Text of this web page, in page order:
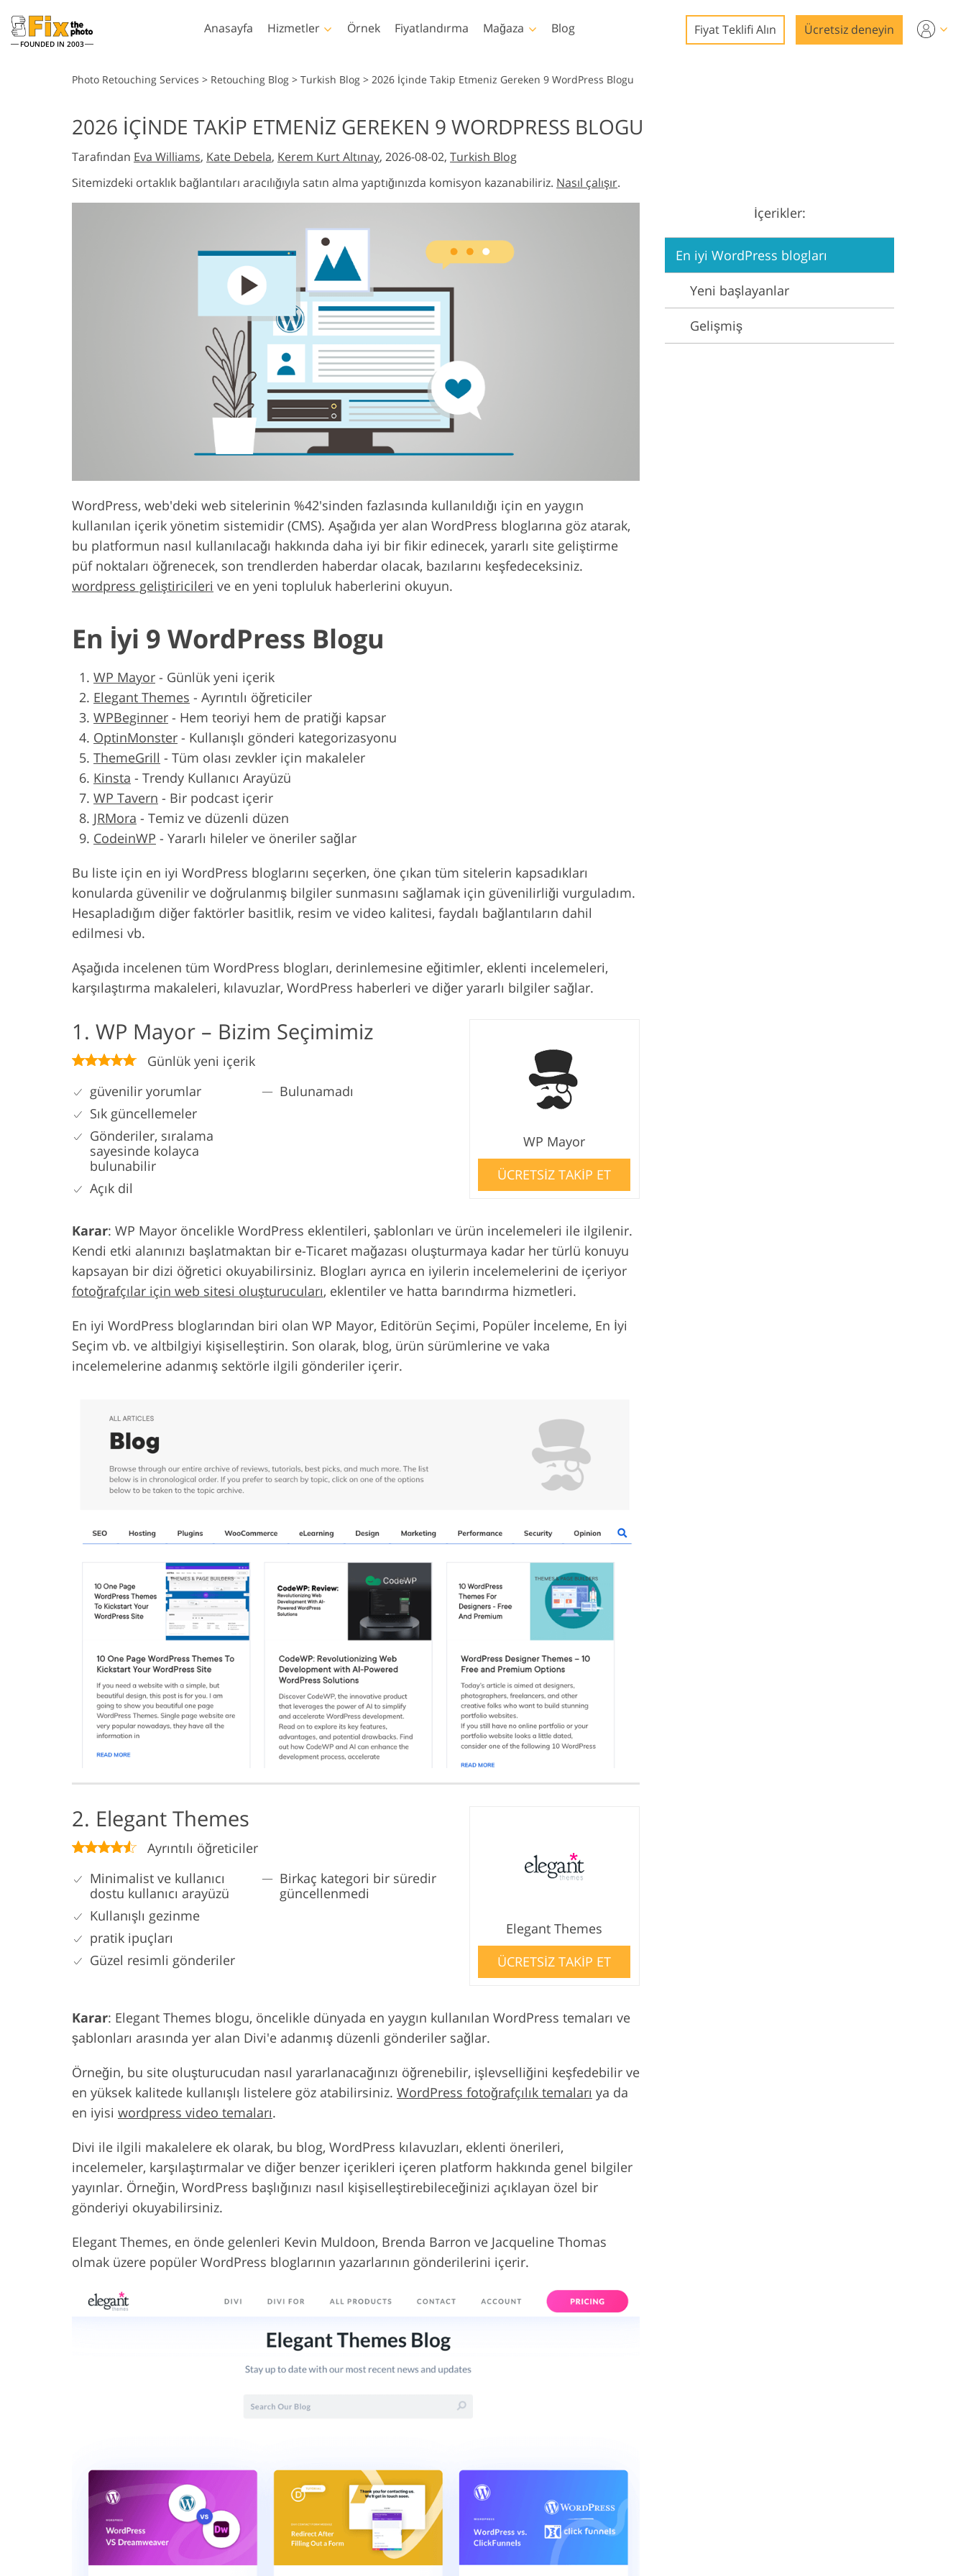
FOUNDED IN 2003
Anasayfa Hizmetler
Headshot Rötuş Hizmetleri
Vücut Rötuşlama
Bebek Fotoğraf Rötuş
Emlak Fotoğraf Düzenleme
Hizmetleri
Giysiler için Yapay Zeka
Tarafından Oluşturulan
Modeller
İmaj Manipülasyon
Hizmetleri
Ürün Rötuş Hizmetleri Mücevher Rötuş Hizmetleri AI Eğitim Verileri
Örnek Fiyatlandırma Mağaza
Lightroom
Lightroom Ön Ayarları
Tüm LR Hazır Ayar
Koleksiyonları
Ayarları
Mobil Koleksiyon
Photoshop
Photoshop Eylemleri
Photoshop Fırçaları
Photoshop Kaplamaları
Photoshop Dokuları
Ps Bindirmeleri Tüm
Templates
Şablonlar
Pazarlama şablonları
Sevgililer Günü Kartları
Düğün davetiyeleri
Video
Profesyonel LUT
Video Yer Paylaşımları
Blog Fiyat Teklifi Alın Ücretsiz deneyin
Photo Retouching Services > Retouching Blog > Turkish Blog > 2026 İçinde Takip Etmeniz Gereken 9 WordPress Blogu
2026 İÇINDE TAKIP ETMENIZ GEREKEN 9 WORDPRESS BLOGU
Tarafından Eva Williams, Kate Debela, Kerem Kurt Altınay, 2026-08-02, Turkish Blog
Sitemizdeki ortaklık bağlantıları aracılığıyla satın alma yaptığınızda komisyon kazanabiliriz. Nasıl çalışır.
WordPress, web'deki web sitelerinin %42'sinden fazlasında kullanıldığı için en yaygın
kullanılan içerik yönetim sistemidir (CMS). Aşağıda yer alan WordPress bloglarına göz atarak,
bu platformun nasıl kullanılacağı hakkında daha iyi bir fikir edinecek, yararlı site geliştirme
püf noktaları öğrenecek, son trendlerden haberdar olacak, bazılarını keşfedeceksiniz.
wordpress geliştiricileri ve en yeni topluluk haberlerini okuyun.
En İyi 9 WordPress Blogu
WP Mayor - Günlük yeni içerik
Elegant Themes - Ayrıntılı öğreticiler
WPBeginner - Hem teoriyi hem de pratiği kapsar
OptinMonster - Kullanışlı gönderi kategorizasyonu
ThemeGrill - Tüm olası zevkler için makaleler
Kinsta - Trendy Kullanıcı Arayüzü
WP Tavern - Bir podcast içerir
JRMora - Temiz ve düzenli düzen
CodeinWP - Yararlı hileler ve öneriler sağlar
Bu liste için en iyi WordPress bloglarını seçerken, öne çıkan tüm sitelerin kapsadıkları
konularda güvenilir ve doğrulanmış bilgiler sunmasını sağlamak için güvenilirliği vurguladım.
Hesapladığım diğer faktörler basitlik, resim ve video kalitesi, faydalı bağlantıların dahil
edilmesi vb.
Aşağıda incelenen tüm WordPress blogları, derinlemesine eğitimler, eklenti incelemeleri,
karşılaştırma makaleleri, kılavuzlar, WordPress haberleri ve diğer yararlı bilgiler sağlar.
1. WP Mayor – Bizim Seçimimiz
Günlük yeni içerik
güvenilir yorumlar
Sık güncellemeler
Gönderiler, sıralama
sayesinde kolayca
bulunabilir
Açık dil
Bulunamadı
WP Mayor
ÜCRETSİZ TAKİP ET
Karar: WP Mayor öncelikle WordPress eklentileri, şablonları ve ürün incelemeleri ile ilgilenir.
Kendi etki alanınızı başlatmaktan bir e-Ticaret mağazası oluşturmaya kadar her türlü konuyu
kapsayan bir dizi öğretici okuyabilirsiniz. Blogları ayrıca en iyilerin incelemelerini de içeriyor
fotoğrafçılar için web sitesi oluşturucuları, eklentiler ve hatta barındırma hizmetleri.
En iyi WordPress bloglarından biri olan WP Mayor, Editörün Seçimi, Popüler İnceleme, En İyi
Seçim vb. ve altbilgiyi kişiselleştirin. Son olarak, blog, ürün sürümlerine ve vaka
incelemelerine adanmış sektörle ilgili gönderiler içerir.
2. Elegant Themes
Ayrıntılı öğreticiler
Minimalist ve kullanıcı
dostu kullanıcı arayüzü
Kullanışlı gezinme
pratik ipuçları
Güzel resimli gönderiler
Birkaç kategori bir süredir
güncellenmedi
Elegant Themes
ÜCRETSİZ TAKİP ET
Karar: Elegant Themes blogu, öncelikle dünyada en yaygın kullanılan WordPress temaları ve
şablonları arasında yer alan Divi'e adanmış düzenli gönderiler sağlar.
Örneğin, bu site oluşturucudan nasıl yararlanacağınızı öğrenebilir, işlevselliğini keşfedebilir ve
en yüksek kalitede kullanışlı listelere göz atabilirsiniz. WordPress fotoğrafçılık temaları ya da
en iyisi wordpress video temaları.
Divi ile ilgili makalelere ek olarak, bu blog, WordPress kılavuzları, eklenti önerileri,
incelemeler, karşılaştırmalar ve diğer benzer içerikleri içeren platform hakkında genel bilgiler
yayınlar. Örneğin, WordPress başlığınızı nasıl kişiselleştirebileceğinizi açıklayan özel bir
gönderiyi okuyabilirsiniz.
Elegant Themes, en önde gelenleri Kevin Muldoon, Brenda Barron ve Jacqueline Thomas
olmak üzere popüler WordPress bloglarının yazarlarının gönderilerini içerir.
İçerikler:
En iyi WordPress blogları
Yeni başlayanlar
Gelişmiş